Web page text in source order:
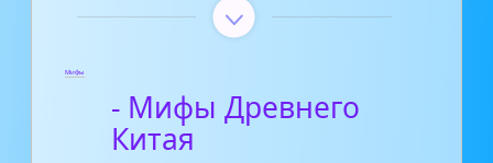
Мифы
- Мифы Древнего
Китая